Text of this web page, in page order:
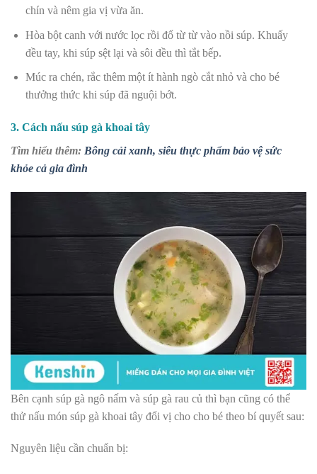
chín và nêm gia vị vừa ăn.
Hòa bột canh với nước lọc rồi đổ từ từ vào nồi súp. Khuấy
đều tay, khi súp sệt lại và sôi đều thì tắt bếp.
Múc ra chén, rắc thêm một ít hành ngò cắt nhỏ và cho bé
thưởng thức khi súp đã nguội bớt.
3. Cách nấu súp gà khoai tây
Tìm hiểu thêm: Bông cải xanh, siêu thực phẩm bảo vệ sức
khỏe cả gia đình
Bên cạnh súp gà ngô nấm và súp gà rau củ thì bạn cũng có thể
thử nấu món súp gà khoai tây đổi vị cho cho bé theo bí quyết sau:
Nguyên liệu cần chuẩn bị: